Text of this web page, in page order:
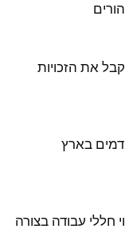
את הזכויות
בארץ
חללי עבודה בצורה